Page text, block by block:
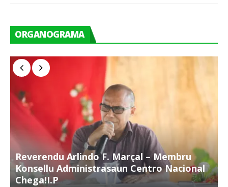
ORGANOGRAMA
Reverendu Arlindo F. Marçal – Membru
Konsellu Administrasaun Centro Nacional
Chega!I.P